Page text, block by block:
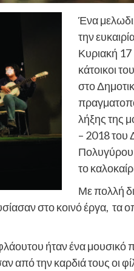
Ένα
την
Κυριακή 17
κάτοικοι
στο
λήξης της
– 2018 του
Πολυγύρου
το
Με πολλή
στο κοινό έργα, τα
ήταν ένα μουσικό
την καρδιά τους οι